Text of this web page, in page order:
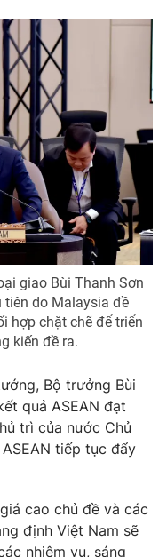
giao Bùi Thanh Sơn
do Malaysia đề
hợp chặt chẽ để triển
kiến đề ra.
Bộ trưởng Bùi
quả ASEAN đạt
trì của nước Chủ
tiếp tục đẩy
cao chủ đề và các
định Việt Nam sẽ
nhiệm vụ, sáng